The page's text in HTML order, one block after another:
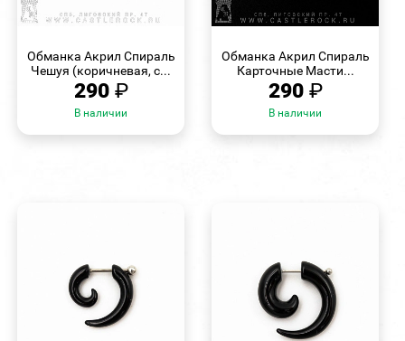
Обманка Акрил Спираль
Чешуя (коричневая, с...
290 ₽
В наличии
Обманка Акрил Спираль
Карточные Масти...
290 ₽
В наличии